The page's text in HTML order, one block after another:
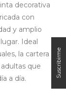
decorativa
con
y amplio
Ideal
la cartera
que
a día.